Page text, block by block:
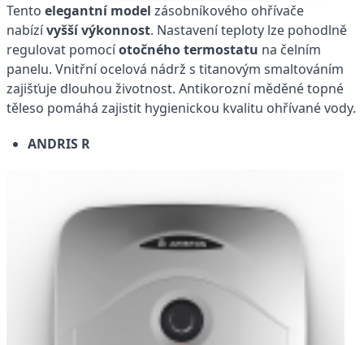
Tento elegantní model zásobníkového ohřívače
nabízívyšší výkonnost. Nastavení teploty lze pohodlně
regulovat pomocíotočného termostatu na čelním
panelu. Vnitřní ocelová nádrž s titanovým smaltováním
zajišťuje dlouhou životnost. Antikorozní měděné topné
těleso pomáhá zajistit hygienickou kvalitu ohřívané vody.
ANDRIS R